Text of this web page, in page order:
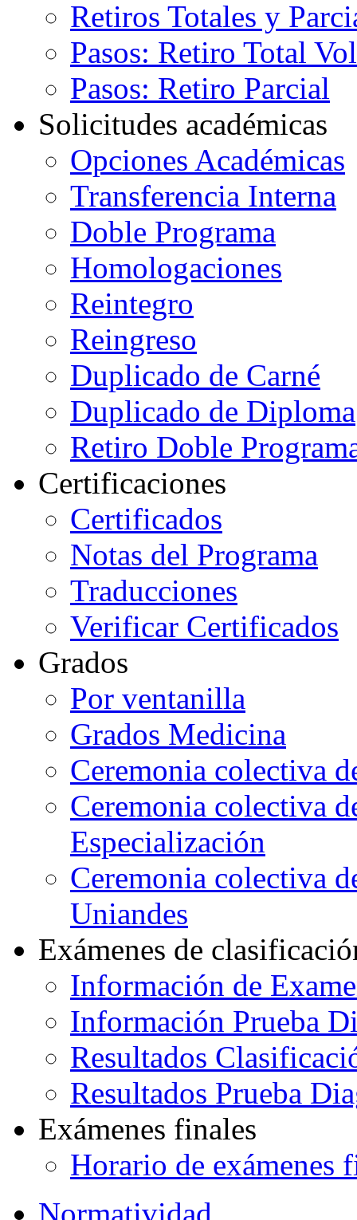
Retiros Totales y
Pasos: Retiro Total
Pasos: Retiro Parcial
Solicitudes académicas
Opciones Académicas
Transferencia Interna
Doble Programa
Homologaciones
Reintegro
Reingreso
Duplicado de Carné
Duplicado de Diploma
Retiro Doble
Certificaciones
Certificados
Notas del Programa
Traducciones
Verificar Certificados
Grados
Por ventanilla
Grados Medicina
Ceremonia colectiva
Ceremonia colectiva
Especialización
Ceremonia colectiva
Uniandes
Exámenes de
Información de
Información Prueba
Resultados
Resultados Prueba
Exámenes finales
Horario de exámenes
Normatividad